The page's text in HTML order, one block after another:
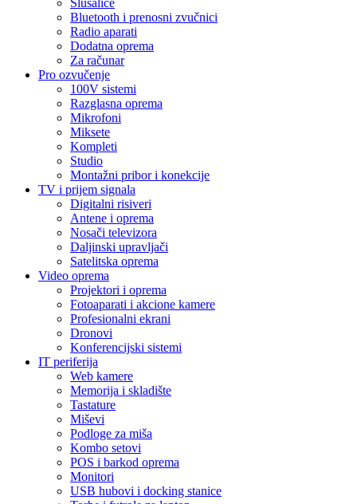
Bluetooth i prenosni zvučnici
Radio aparati
Dodatna oprema
Za računar
Pro ozvučenje
100V sistemi
Razglasna oprema
Mikrofoni
Miksete
Kompleti
Studio
Montažni pribor i konekcije
TV i prijem signala
Digitalni risiveri
Antene i oprema
Nosači televizora
Daljinski upravljači
Satelitska oprema
Video oprema
Projektori i oprema
Fotoaparati i akcione kamere
Profesionalni ekrani
Dronovi
Konferencijski sistemi
IT periferija
Web kamere
Memorija i skladište
Tastature
Miševi
Podloge za miša
Kombo setovi
POS i barkod oprema
Monitori
USB hubovi i docking stanice